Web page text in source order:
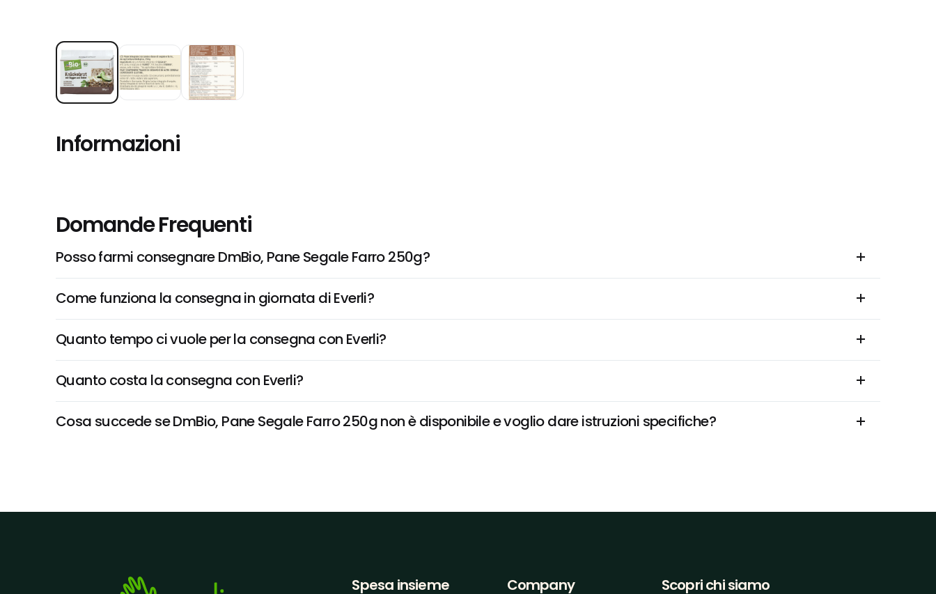
Informazioni
Domande Frequenti
Posso farmi consegnare DmBio, Pane Segale Farro 250g?
Come funziona la consegna in giornata di Everli?
Quanto tempo ci vuole per la consegna con Everli?
Quanto costa la consegna con Everli?
Cosa succede se DmBio, Pane Segale Farro 250g non è disponibile e voglio dare istruzioni specifiche?
Spesa insieme Company Scopri chi siamo